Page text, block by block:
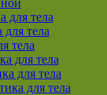
для тела
для тела
тела
для тела
для тела
для тела